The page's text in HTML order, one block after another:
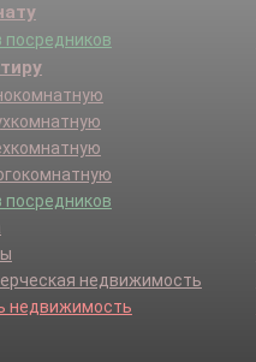
посредников
посредников
недвижимость
недвижимость